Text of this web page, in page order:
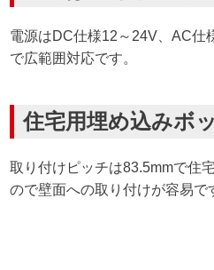
電源はDC仕様12～24V、AC仕
で広範囲対応です。
住宅用埋め込みボ
取り付けピッチは83.5mmで住
ので壁面への取り付けが容易で